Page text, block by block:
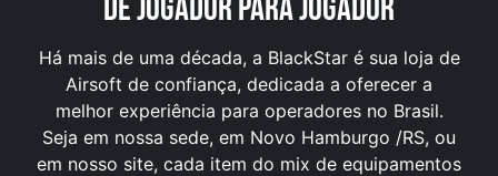
DE JOGADOR PARA JOGADOR
Há mais de uma década, a BlackStar é sua loja de
Airsoft de confiança, dedicada a oferecer a
melhor experiência para operadores no Brasil.
Seja em nossa sede, em Novo Hamburgo /RS, ou
em nosso site, cada item do mix de equipamentos